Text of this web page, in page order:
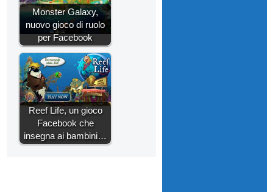
Monster Galaxy,
nuovo gioco di ruolo
per Facebook
Reef Life, un gioco
Facebook che
insegna ai bambini…